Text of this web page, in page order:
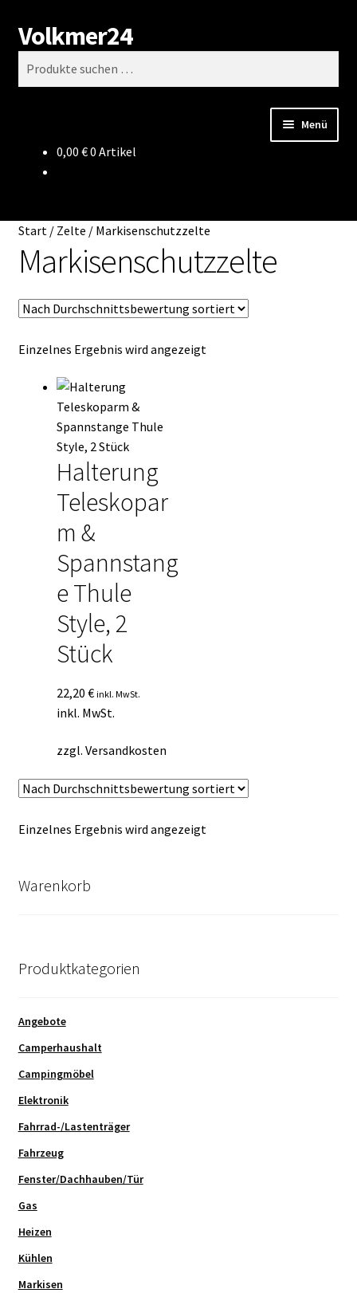
Zur
Navigation
springen
Zum
Inhalt
springen
Volkmer24
Suchen
Menü
Impressum
Mein Konto
Mein Konto
Vertrag widerrufen
Warenkorb
0,00 €0 Artikel
Start/ Zelte / Markisenschutzzelte
Markisenschutzzelte
Einzelnes Ergebnis wird angezeigt
Halterung
Teleskopar
m &
Spannstang
e Thule
Style, 2
Stück
22,20 € inkl. MwSt.
inkl. MwSt.
zzgl. Versandkosten
Einzelnes Ergebnis wird angezeigt
Warenkorb
Produktkategorien
Angebote
Camperhaushalt
Campingmöbel
Elektronik
Fahrrad-/Lastenträger
Fahrzeug
Fenster/Dachhauben/Tür
Gas
Heizen
Kühlen
Markisen